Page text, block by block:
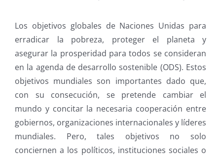
Los objetivos globales de Naciones Unidas para
erradicar la pobreza, proteger el planeta y
asegurar la prosperidad para todos se consideran
en la agenda de desarrollo sostenible (ODS). Estos
objetivos mundiales son importantes dado que,
con su consecución, se pretende cambiar el
mundo y concitar la necesaria cooperación entre
gobiernos, organizaciones internacionales y líderes
mundiales. Pero, tales objetivos no solo
conciernen a los políticos, instituciones sociales o